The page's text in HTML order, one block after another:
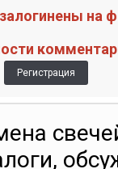
на
Регистрация